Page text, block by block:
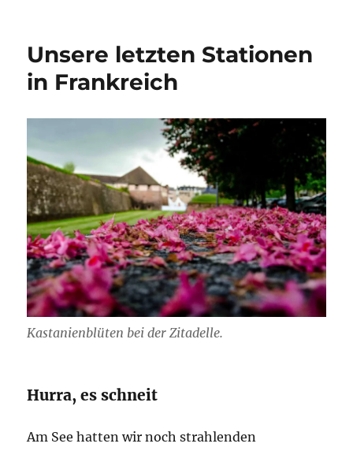
Unsere letzten Stationen
in Frankreich
Kastanienblüten bei der Zitadelle.
Hurra, es schneit
Am See hatten wir noch strahlenden